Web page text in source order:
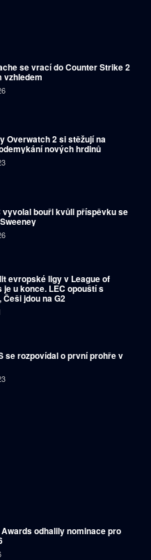
se vrací do Counter Strike 2
vzhledem
Overwatch 2 si stěžují na
nových hrdinů
vyvolal bouři kvůli příspěvku se
evropské ligy v League of
je u konce. LEC opouští s
Češi jdou na G2
se rozpovídal o první prohře v
odhalily nominace pro